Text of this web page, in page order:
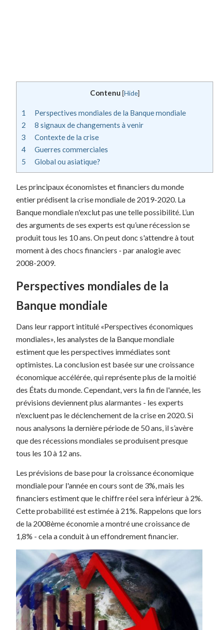
Contenu [Hide]
1
Perspectives mondiales de la Banque mondiale
2
8 signaux de changements à venir
3
Contexte de la crise
4
Guerres commerciales
5
Global ou asiatique?
Les principaux économistes et financiers du monde
entier prédisent la crise mondiale de 2019-2020. La
Banque mondiale n'exclut pas une telle possibilité. L’un
des arguments de ses experts est qu’une récession se
produit tous les 10 ans. On peut donc s'attendre à tout
moment à des chocs financiers - par analogie avec
2008-2009.
Perspectives mondiales de la
Banque mondiale
Dans leur rapport intitulé «Perspectives économiques
mondiales», les analystes de la Banque mondiale
estiment que les perspectives immédiates sont
optimistes. La conclusion est basée sur une croissance
économique accélérée, qui représente plus de la moitié
des États du monde. Cependant, vers la fin de l'année, les
prévisions deviennent plus alarmantes - les experts
n'excluent pas le déclenchement de la crise en 2020. Si
nous analysons la dernière période de 50 ans, il s’avère
que des récessions mondiales se produisent presque
tous les 10 à 12 ans.
Les prévisions de base pour la croissance économique
mondiale pour l'année en cours sont de 3%, mais les
financiers estiment que le chiffre réel sera inférieur à 2%.
Cette probabilité est estimée à 21%. Rappelons que lors
de la 2008ème économie a montré une croissance de
1,8% - cela a conduit à un effondrement financier.